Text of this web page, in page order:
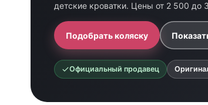
детские кроватки. Цены от 2 500 до
Подобрать коляску
Официальный продавец